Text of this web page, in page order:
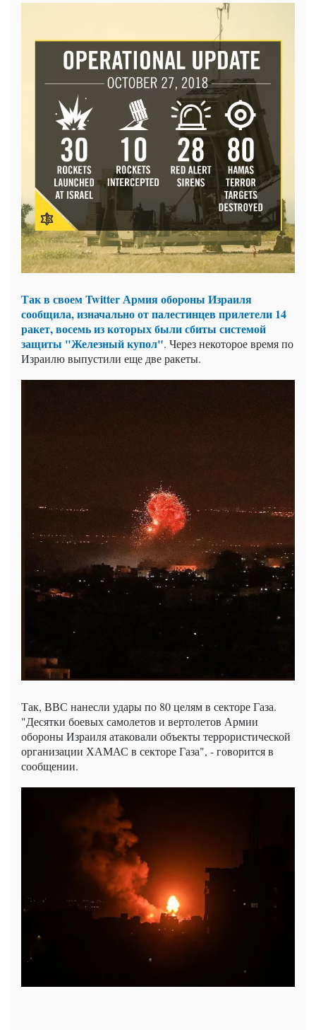
Так в своем Twitter Армия обороны Израиля
сообщила, изначально от палестинцев прилетели 14
ракет, восемь из которых были сбиты системой
защиты "Железный купол". Через некоторое время по
Израилю выпустили еще две ракеты.
Так, ВВС нанесли удары по 80 целям в секторе Газа.
"Десятки боевых самолетов и вертолетов Армии
обороны Израиля атаковали объекты террористической
организации ХАМАС в секторе Газа", - говорится в
сообщении.